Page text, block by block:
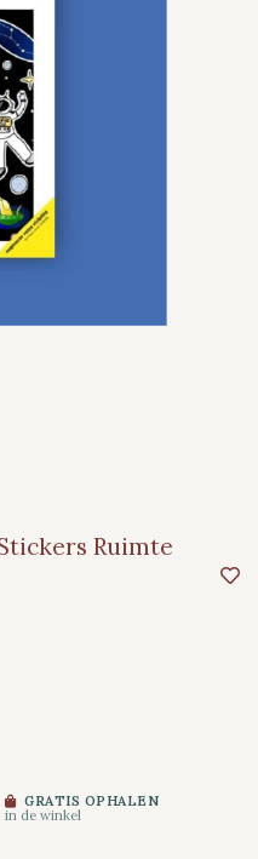
Ruimte
GRATIS OPHALEN
in de winkel